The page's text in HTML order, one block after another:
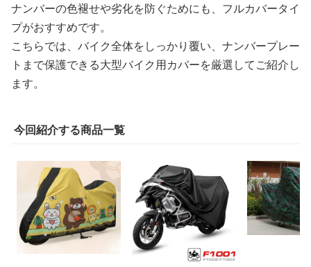
ナンバーの色褪せや劣化を防ぐためにも、フルカバータイ
プがおすすめです。
こちらでは、バイク全体をしっかり覆い、ナンバープレー
トまで保護できる大型バイク用カバーを厳選してご紹介し
ます。
今回紹介する商品一覧